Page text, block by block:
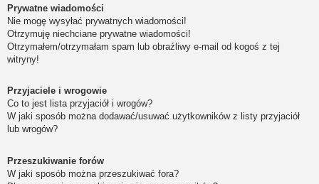
Prywatne wiadomości
Nie mogę wysyłać prywatnych wiadomości!
Otrzymuję niechciane prywatne wiadomości!
Otrzymałem/otrzymałam spam lub obraźliwy e-mail od kogoś z tej
witryny!
Przyjaciele i wrogowie
Co to jest lista przyjaciół i wrogów?
W jaki sposób można dodawać/usuwać użytkowników z listy przyjaciół
lub wrogów?
Przeszukiwanie forów
W jaki sposób można przeszukiwać fora?